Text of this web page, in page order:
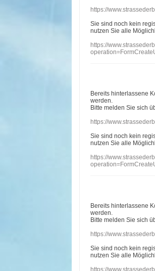
https://
Sie sind noch kein
nutzen Sie alle
https://
Bereits hinterlassene
werden.
Bitte melden Sie sich
https://
Sie sind noch kein
nutzen Sie alle
https://
Bereits hinterlassene
werden.
Bitte melden Sie sich
https://
Sie sind noch kein
nutzen Sie alle